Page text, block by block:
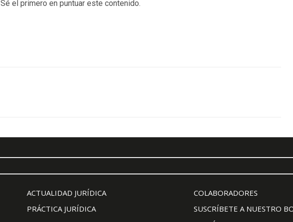
Sé el primero en puntuar este contenido.
ACTUALIDAD JURÍDICA
PRÁCTICA JURÍDICA
COLABORADORES
SUSCRÍBETE A NUESTRO